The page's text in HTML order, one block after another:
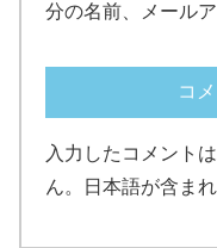
分の名前、メール
入力したコメント
ん。日本語が含ま